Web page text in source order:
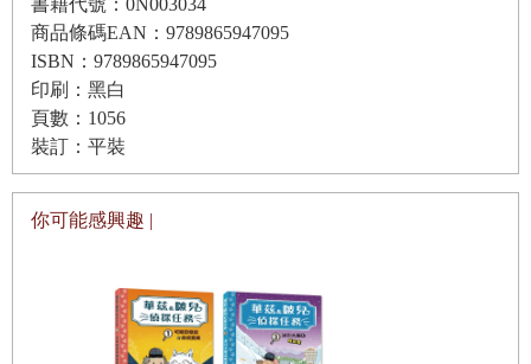
商品條碼EAN：9789865947095
ISBN：9789865947095
印刷：黑白
頁數：1056
裝訂：平裝
你可能感興趣 |